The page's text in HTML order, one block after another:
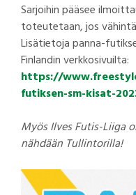
Sarjoihin pääsee
toteutetaan, jos
Lisätietoja panna-
Finlandin verkkosivuilta:
https://
futiksen-sm-kisat-
Myös Ilves Futis-Liiga
nähdään Tullintorilla!